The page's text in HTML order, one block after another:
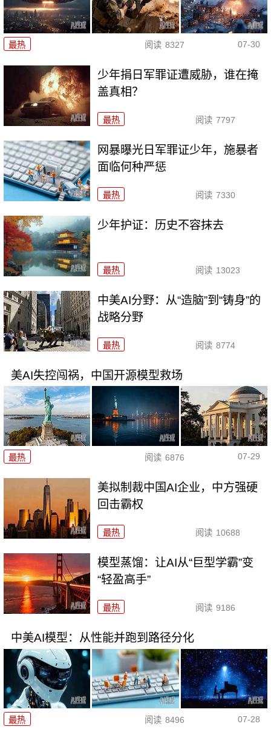
最热 阅读 8327 07-30
少年捐日军罪证遭威胁，谁在掩
盖真相？
最热 阅读 7797
网暴曝光日军罪证少年，施暴者
面临何种严惩
最热 阅读 7330
少年护证：历史不容抹去
最热 阅读 13023
中美AI分野：从“造脑”到“铸身”的
战略分野
最热 阅读 8774
美AI失控闯祸，中国开源模型救场
最热 阅读 6876 07-29
美拟制裁中国AI企业，中方强硬
回击霸权
最热 阅读 10688
模型蒸馏：让AI从“巨型学霸”变
“轻盈高手”
最热 阅读 9186
中美AI模型：从性能并跑到路径分化
最热 阅读 8496 07-28